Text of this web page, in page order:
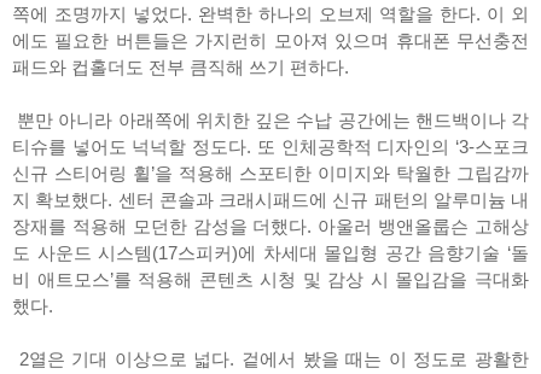
쪽에 조명까지 넣었다. 완벽한 하나의 오브제 역할을 한다. 이 외
에도 필요한 버튼들은 가지런히 모아져 있으며 휴대폰 무선충전
패드와 컵홀더도 전부 큼직해 쓰기 편하다.
뿐만 아니라 아래쪽에 위치한 깊은 수납 공간에는 핸드백이나 각
티슈를 넣어도 넉넉할 정도다. 또 인체공학적 디자인의 ‘3-스포크
신규 스티어링 휠’을 적용해 스포티한 이미지와 탁월한 그립감까
지 확보했다. 센터 콘솔과 크래시패드에 신규 패턴의 알루미늄 내
장재를 적용해 모던한 감성을 더했다. 아울러 뱅앤올룹슨 고해상
도 사운드 시스템(17스피커)에 차세대 몰입형 공간 음향기술 ‘돌
비 애트모스’를 적용해 콘텐츠 시청 및 감상 시 몰입감을 극대화
했다.
2열은 기대 이상으로 넓다. 겉에서 봤을 때는 이 정도로 광활한